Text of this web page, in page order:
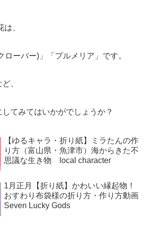
、
ローバー)」「プルメリア」です。
、
てみてはいかがでしょうか？
【ゆるキャラ・折り紙】ミラたんの作
り方（富山県・魚津市）海からきた不
思議な生き物 local character
1月正月【折り紙】かわいい縁起物！
おすわり布袋様の折り方・作り方動画
Seven Lucky Gods